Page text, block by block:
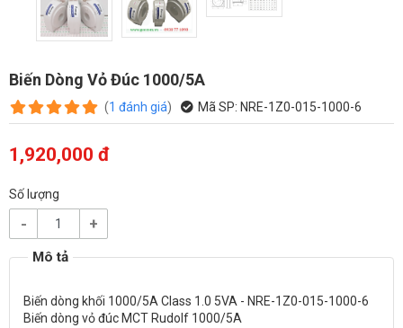
Biến Dòng Vỏ Đúc 1000/5A
(1 đánh giá) Mã SP: NRE-1Z0-015-1000-6
1,920,000 đ
Số lượng
- +
Biến dòng khối 1000/5A Class 1.0 5VA - NRE-1Z0-015-1000-6